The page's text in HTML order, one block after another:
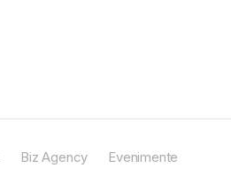
Biz Agency
Evenimente